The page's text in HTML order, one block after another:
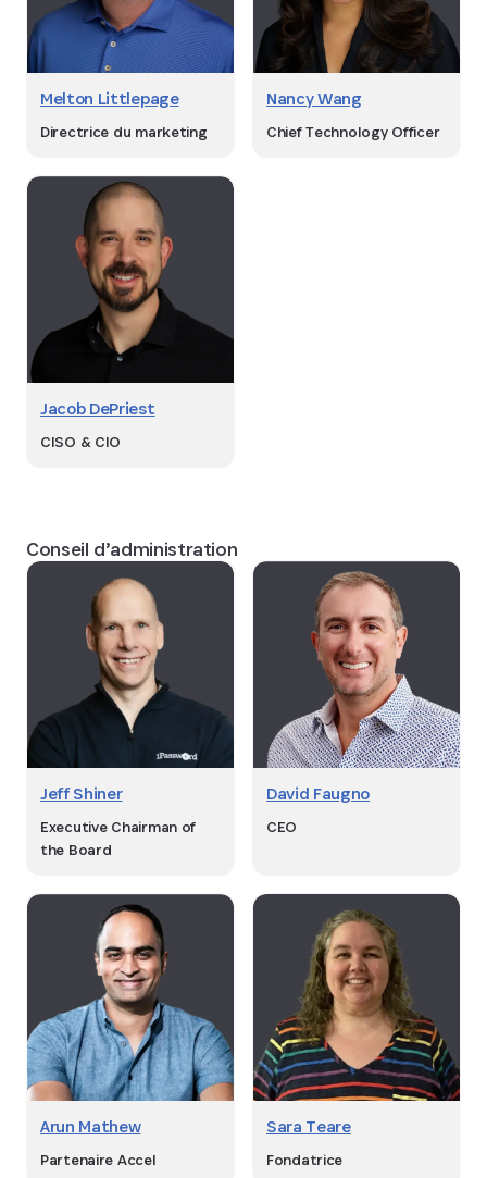
Melton Littlepage
Directrice du marketing
Nancy Wang
Chief Technology Officer
Jacob DePriest
CISO & CIO
Conseil d’administration
Jeff Shiner
Executive Chairman of
the Board
David Faugno
CEO
Arun Mathew
Partenaire Accel
Sara Teare
Fondatrice